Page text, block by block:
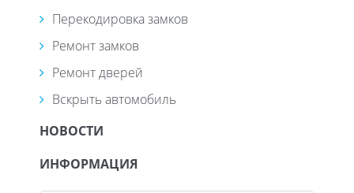
Перекодировка замков
Ремонт замков
Ремонт дверей
Вскрыть автомобиль
НОВОСТИ
ИНФОРМАЦИЯ